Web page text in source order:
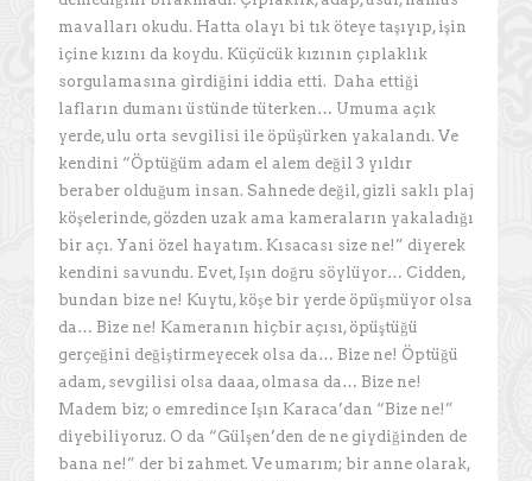
mavalları okudu. Hatta olayı bi tık öteye taşıyıp, işin
içine kızını da koydu. Küçücük kızının çıplaklık
sorgulamasına girdiğini iddia etti. Daha ettiği
lafların dumanı üstünde tüterken… Umuma açık
yerde, ulu orta sevgilisi ile öpüşürken yakalandı. Ve
kendini “Öptüğüm adam el alem değil 3 yıldır
beraber olduğum insan. Sahnede değil, gizli saklı plaj
köşelerinde, gözden uzak ama kameraların yakaladığı
bir açı. Yani özel hayatım. Kısacası size ne!” diyerek
kendini savundu. Evet, Işın doğru söylüyor… Cidden,
bundan bize ne! Kuytu, köşe bir yerde öpüşmüyor olsa
da… Bize ne! Kameranın hiçbir açısı, öpüştüğü
gerçeğini değiştirmeyecek olsa da… Bize ne! Öptüğü
adam, sevgilisi olsa daaa, olmasa da… Bize ne!
Madem biz; o emredince Işın Karaca’dan “Bize ne!”
diyebiliyoruz. O da “Gülşen’den de ne giydiğinden de
bana ne!” der bi zahmet. Ve umarım; bir anne olarak,